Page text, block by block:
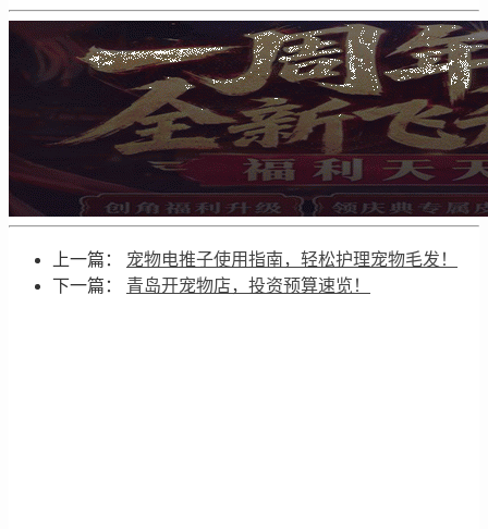
上一篇： 宠物电推子使用指南，轻松护理宠物毛发！
下一篇： 青岛开宠物店，投资预算速览！